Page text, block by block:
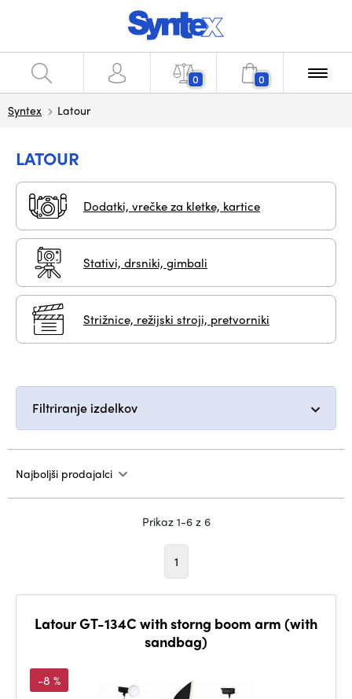
0 0
Syntex Latour
LATOUR
Dodatki, vrečke za kletke, kartice
Stativi, drsniki, gimbali
Strižnice, režijski stroji, pretvorniki
Filtriranje izdelkov
Najboljši prodajalci
Prikaz 1-6 z 6
1
Latour GT-134C with storng boom arm (with
sandbag)
-8 %